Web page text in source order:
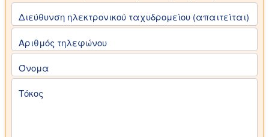
Διεύθυνση ηλεκτρονικού ταχυδρομείου (απαιτείται)
Αριθμός τηλεφώνου
Όνομα
Τόκος